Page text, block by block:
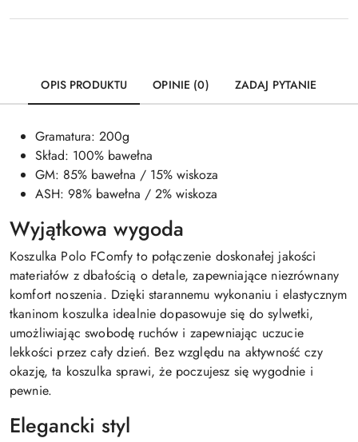
OPIS PRODUKTU OPINIE (0) ZADAJ PYTANIE
Gramatura: 200g
Skład: 100% bawełna
GM: 85% bawełna / 15% wiskoza
ASH: 98% bawełna / 2% wiskoza
Wyjątkowa wygoda
Koszulka Polo FComfy to połączenie doskonałej jakości
materiałów z dbałością o detale, zapewniające niezrównany
komfort noszenia. Dzięki starannemu wykonaniu i elastycznym
tkaninom koszulka idealnie dopasowuje się do sylwetki,
umożliwiając swobodę ruchów i zapewniając uczucie
lekkości przez cały dzień. Bez względu na aktywność czy
okazję, ta koszulka sprawi, że poczujesz się wygodnie i
pewnie.
Elegancki styl